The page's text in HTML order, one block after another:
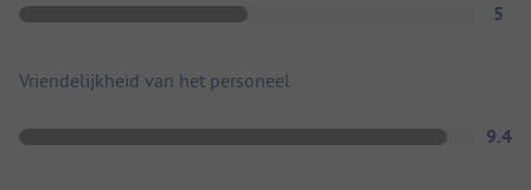
5
Vriendelijkheid van het personeel
9.4